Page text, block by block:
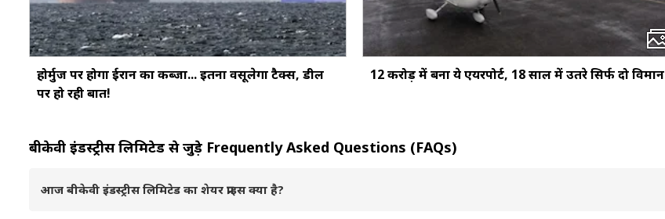
होर्मुज पर होगा ईरान का कब्जा... इतना वसूलेगा टैक्स, डील
पर हो रही बात!
12 करोड़ में बना ये एयरपोर्ट, 18 साल में उतरे सिर्फ दो विमान
बीकेवी इंडस्ट्रीस लिमिटेड से जुड़े Frequently Asked Questions (FAQs)
आज बीकेवी इंडस्ट्रीस लिमिटेड का शेयर प्राइस क्या है?